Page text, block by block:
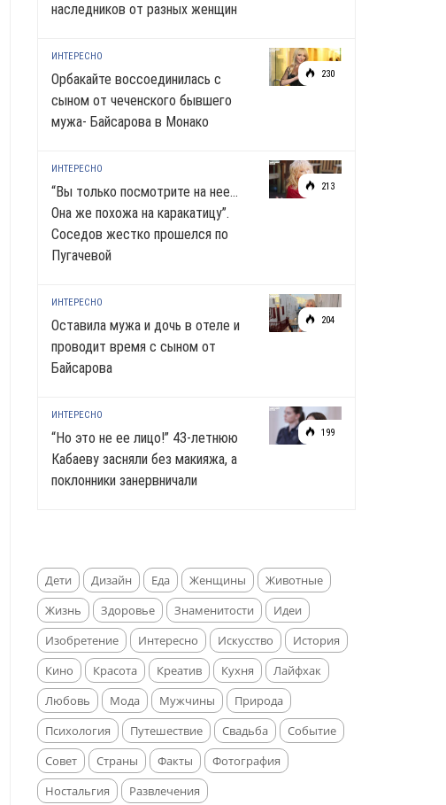
наследников от разных женщин
230
ИНТЕРЕСНО
Орбакайте воссоединилась с
сыном от чеченского бывшего
мужа- Байсарова в Монако
213
ИНТЕРЕСНО
“Вы только посмотрите на нее…
Она же похожа на каракатицу”.
Соседов жестко прошелся по
Пугачевой
204
ИНТЕРЕСНО
Оставила мужа и дочь в отеле и
проводит время с сыном от
Байсарова
199
ИНТЕРЕСНО
“Но это не ее лицо!” 43-летнюю
Кабаеву засняли без макияжа, а
поклонники занервничали
Дети Дизайн Еда Женщины
Животные
Жизнь
Здоровье Знаменитости
Идеи
Изобретение
Интересно Искусство
История
Кино
Красота Креатив Кухня
Лайфхак
Любовь
Мода Мужчины
Природа
Психология
Путешествие Свадьба
Событие
Совет
Страны Факты
Фотография
Ностальгия
Развлечения